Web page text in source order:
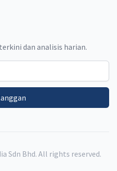
dan analisis harian.
Sdn Bhd. All rights reserved.